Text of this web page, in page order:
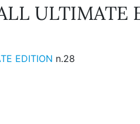
ULTIMATE
EDITION n.28